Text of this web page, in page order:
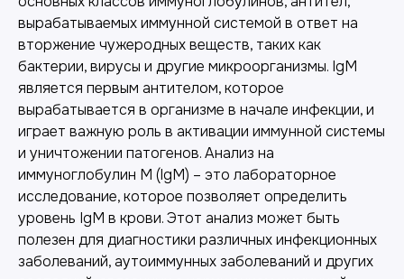
вырабатываемых иммунной системой в ответ на
вторжение чужеродных веществ, таких как
бактерии, вирусы и другие микроорганизмы. IgM
является первым антителом, которое
вырабатывается в организме в начале инфекции, и
играет важную роль в активации иммунной системы
и уничтожении патогенов. Анализ на
иммуноглобулин M (IgM) – это лабораторное
исследование, которое позволяет определить
уровень IgM в крови. Этот анализ может быть
полезен для диагностики различных инфекционных
заболеваний, аутоиммунных заболеваний и других